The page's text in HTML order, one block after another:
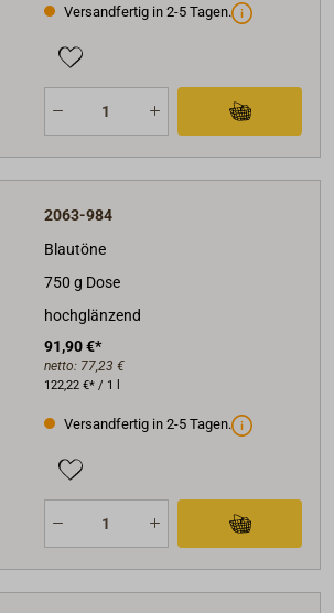
Versandfertig in 2-5 Tagen.
2063-984
Blautöne
750 g Dose
hochglänzend
91,90 €*
netto: 77,23 €
122,22 €* / 1 l
Versandfertig in 2-5 Tagen.